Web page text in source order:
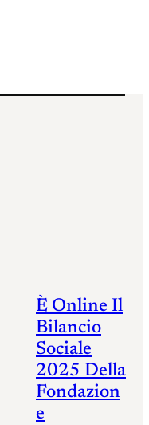
È Online Il
Bilancio
Sociale
2025 Della
Fondazion
E